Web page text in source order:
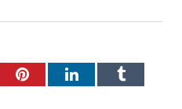
PinterestLinkedInTumblr